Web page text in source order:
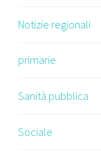
Notizie regionali
primarie
Sanità pubblica
Sociale